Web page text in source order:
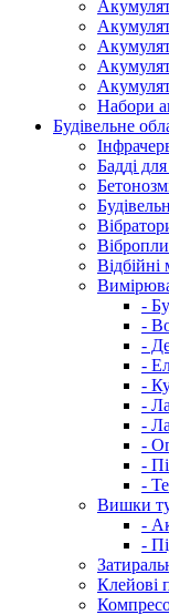
Набори
Будівельне
Бадді
Відбійні
-
-
-
-
-
-
-
-
-
-
Вишки
-
-
Клейові